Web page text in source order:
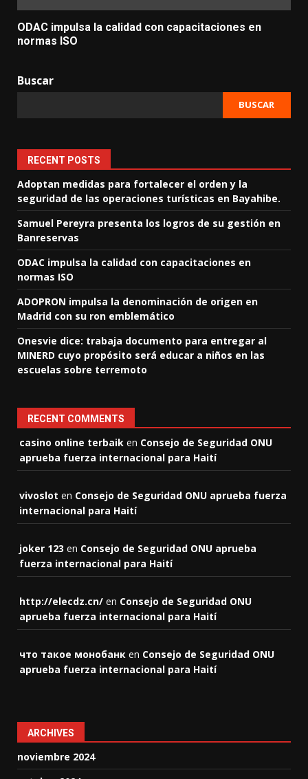
ODAC impulsa la calidad con capacitaciones en
normas ISO
Buscar
BUSCAR
RECENT POSTS
Adoptan medidas para fortalecer el orden y la
seguridad de las operaciones turísticas en Bayahibe.
Samuel Pereyra presenta los logros de su gestión en
Banreservas
ODAC impulsa la calidad con capacitaciones en
normas ISO
ADOPRON impulsa la denominación de origen en
Madrid con su ron emblemático
Onesvie dice: trabaja documento para entregar al
MINERD cuyo propósito será educar a niños en las
escuelas sobre terremoto
RECENT COMMENTS
casino online terbaik en Consejo de Seguridad ONU
aprueba fuerza internacional para Haití
vivoslot en Consejo de Seguridad ONU aprueba fuerza
internacional para Haití
joker 123 en Consejo de Seguridad ONU aprueba
fuerza internacional para Haití
http://elecdz.cn/ en Consejo de Seguridad ONU
aprueba fuerza internacional para Haití
что такое монобанк en Consejo de Seguridad ONU
aprueba fuerza internacional para Haití
ARCHIVES
noviembre 2024